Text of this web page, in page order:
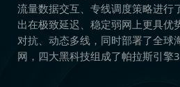
流量数据交互、专线调度策略进行
出在极致延迟、稳定弱网上更具优
对抗、动态多线，同时部署了全球
网，四大黑科技组成了帕拉斯引擎